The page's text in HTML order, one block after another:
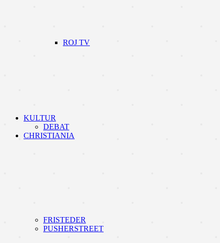
ROJ TV
KULTUR
DEBAT
CHRISTIANIA
FRISTEDER
PUSHERSTREET